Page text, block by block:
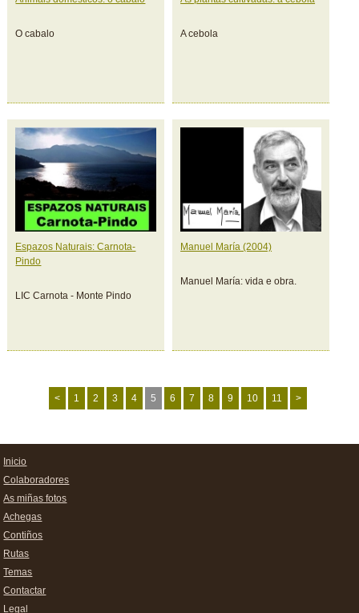
O cabalo A cebola
Espazos Naturais: Carnota-
Pindo
LIC Carnota - Monte Pindo
Manuel María (2004)
Manuel María: vida e obra.
< 1 2 3 4 5 6 7 8 9 10 11 >
Inicio
Colaboradores
As miñas fotos
Achegas
Contiños
Rutas
Temas
Contactar
Legal